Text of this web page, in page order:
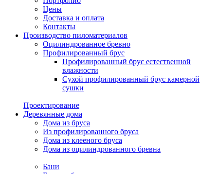
Цены
Доставка и оплата
Контакты
Производство пиломатериалов
Оцилиндрованное бревно
Профилированный брус
Профилированный брус естественной
влажности
Сухой профилированный брус камерной
сушки
Проектирование
Деревянные дома
Дома из бруса
Из профилированного бруса
Дома из клееного бруса
Дома из оцилиндрованного бревна
Бани